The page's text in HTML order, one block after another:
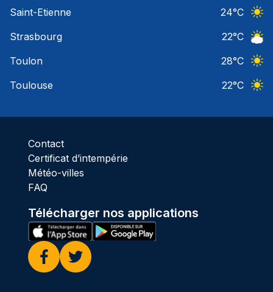
Saint-Etienne
24°C
Strasbourg
22°C
Toulon
28°C
Toulouse
22°C
Contact
Certificat d’intempérie
Météo-villes
FAQ
Télécharger nos applications
Facebook
Twitter